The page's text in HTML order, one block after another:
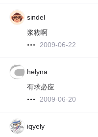
sindel
浆糊啊
2009-06-22
helyna
有求必应
2009-06-20
iqyely